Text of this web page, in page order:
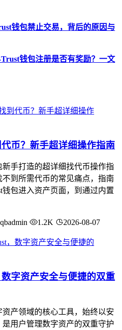
钱包禁止交易，背后的原因与
钱包注册是否有奖励？一文
币？新手超详细操作指南
新手打造的超详细找代币操作指
到所需代币的常见痛点，指南
钱包进入资产页面，到通过内置
qbadmin 1.2K 2026-08-07
字资产安全与便捷的双重
资产领域的核心工具，始终以安
用户管理数字资产的双重守护